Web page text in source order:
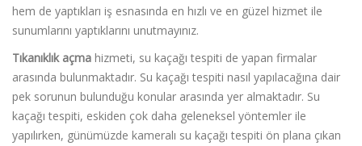
hem de yaptıkları iş esnasında en hızlı ve en güzel hizmet ile
sunumlarını yaptıklarını unutmayınız.
Tıkanıklık açma hizmeti, su kaçağı tespiti de yapan firmalar
arasında bulunmaktadır. Su kaçağı tespiti nasıl yapılacağına dair
pek sorunun bulunduğu konular arasında yer almaktadır. Su
kaçağı tespiti, eskiden çok daha geleneksel yöntemler ile
yapılırken, günümüzde kameralı su kaçağı tespiti ön plana çıkan